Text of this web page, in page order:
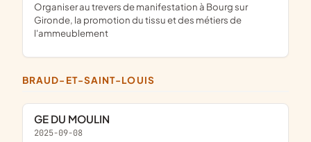
organiser au trevers de manifestation à Bourg sur
Gironde, la promotion du tissu et des métiers de
l'ammeublement
BRAUD-ET-SAINT-LOUIS
GE DU MOULIN
2025-09-08